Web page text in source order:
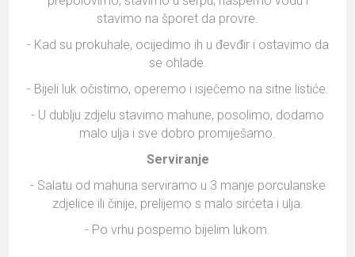
stavimo na šporet da provre.
- Kad su prokuhale, ocijedimo ih u đevđir i ostavimo da
se ohlade.
- Bijeli luk očistimo, operemo i isječemo na sitne listiće.
- U dublju zdjelu stavimo mahune, posolimo, dodamo
malo ulja i sve dobro promiješamo.
Serviranje
- Salatu od mahuna serviramo u 3 manje porculanske
zdjelice ili činije, prelijemo s malo sirćeta i ulja.
- Po vrhu pospemo bijelim lukom.